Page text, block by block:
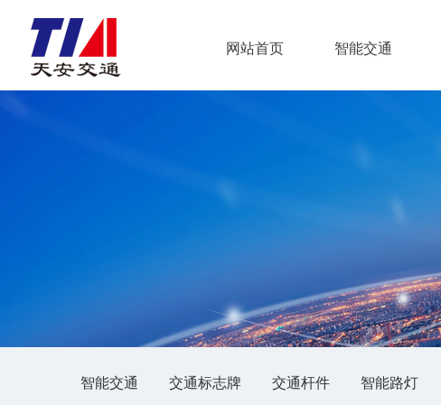
网站首页 智能交通
智能交通 交通标志牌 交通杆件 智能路灯